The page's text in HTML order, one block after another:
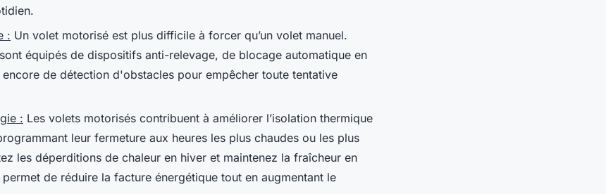
: Un volet motorisé est plus difficile à forcer qu’un volet manuel.
équipés de dispositifs anti-relevage, de blocage automatique en
encore de détection d'obstacles pour empêcher toute tentative
: Les volets motorisés contribuent à améliorer l’isolation thermique
leur fermeture aux heures les plus chaudes ou les plus
les déperditions de chaleur en hiver et maintenez la fraîcheur en
de réduire la facture énergétique tout en augmentant le